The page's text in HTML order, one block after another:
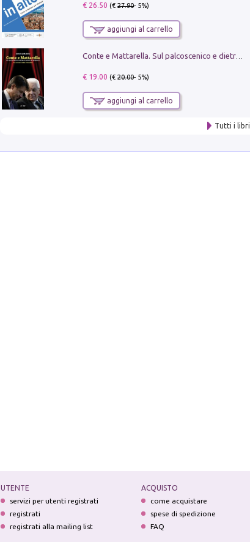
€ 26.50 (€27.90- 5%)
aggiungi al carrello
€ 19.00 (€20.00- 5%)
aggiungi al carrello
Tutti i libri
UTENTE
servizi per utenti registrati
registrati
registrati alla mailing list
ACQUISTO
come acquistare
spese di spedizione
FAQ